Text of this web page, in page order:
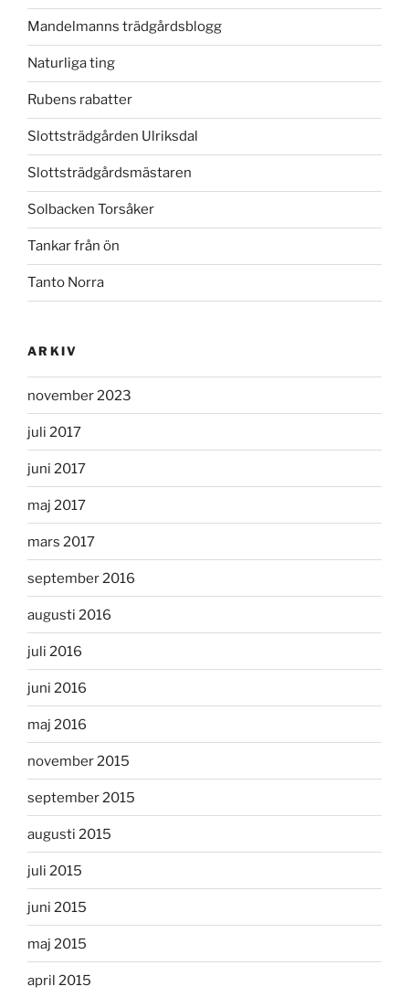
Mandelmanns trädgårdsblogg
Naturliga ting
Rubens rabatter
Slottsträdgården Ulriksdal
Slottsträdgårdsmästaren
Solbacken Torsåker
Tankar från ön
Tanto Norra
ARKIV
november 2023
juli 2017
juni 2017
maj 2017
mars 2017
september 2016
augusti 2016
juli 2016
juni 2016
maj 2016
november 2015
september 2015
augusti 2015
juli 2015
juni 2015
maj 2015
april 2015